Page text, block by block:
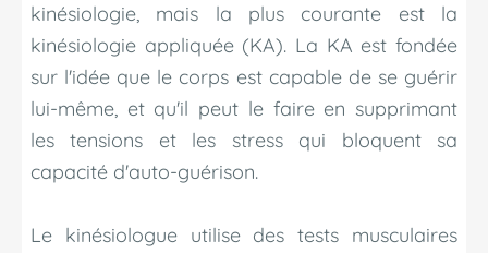
kinésiologie, mais la plus courante est la
kinésiologie appliquée (KA). La KA est fondée
sur l'idée que le corps est capable de se guérir
lui-même, et qu'il peut le faire en supprimant
les tensions et les stress qui bloquent sa
capacité d'auto-guérison.
Le kinésiologue utilise des tests musculaires